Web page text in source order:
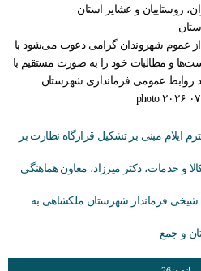
روستاییان و عشایر استان
از عموم شهروندان گرامی دعوت می‌شود با
و مطالبات خود را به صورت مستقیم با
روابط عمومی فرمانداری شهرستان
ایلام مبنی بر تشکیل قرارگاه نظارت بر
و خدمات، دکتر میرزاد، معاون هماهنگی
شیخی فرماندار شهرستان ملکشاهی به
و جمع